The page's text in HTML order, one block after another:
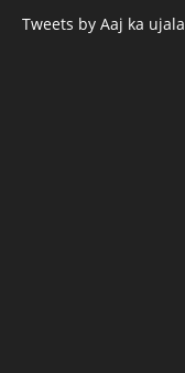
Tweets by Aaj ka ujala